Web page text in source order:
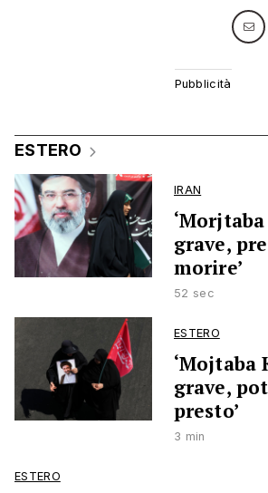
ESTERO
IRAN
grave,
morire’
52 sec
ESTERO
‘Mojtaba
grave,
presto’
3 min
ESTERO